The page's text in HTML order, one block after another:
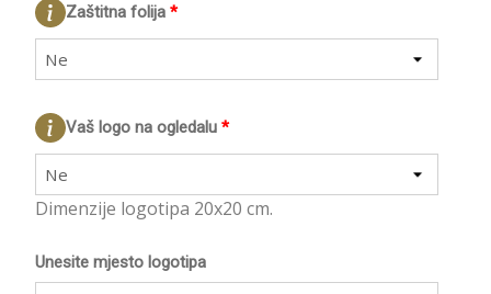
*
Zaštitna folija
Ne
*
Vaš logo na ogledalu
Ne
Dimenzije logotipa 20x20 cm.
Unesite mjesto logotipa